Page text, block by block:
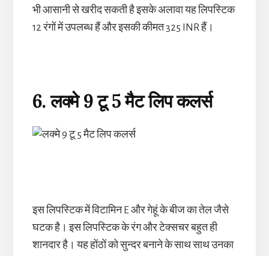
भी आसानी से खरीद सकती है इसके अलावा यह लिपस्टिक
12 रंगों में उपलब्ध हैं और इसकी कीमत 325 INR हैं।
6. लक्मे 9टू 5मैटलिपकलर्स
इस लिपस्टिक में विटामिन E और गेहूं के बीज का तेल जैसे
घटक है। इस लिपस्टिक के रंग और टेक्सचर बहुत ही
शानदार है। यह होंठों को सुन्दर बनाने के साथ साथ उनका